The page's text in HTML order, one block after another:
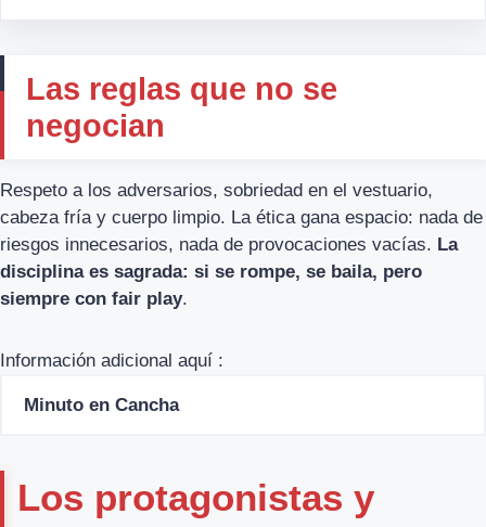
Las reglas que no se
negocian
Respeto a los adversarios, sobriedad en el vestuario,
cabeza fría y cuerpo limpio. La ética gana espacio: nada de
riesgos innecesarios, nada de provocaciones vacías. La
disciplina es sagrada: si se rompe, se baila, pero
siempre con fair play.
Información adicional aquí :
Minuto en Cancha
Los protagonistas y